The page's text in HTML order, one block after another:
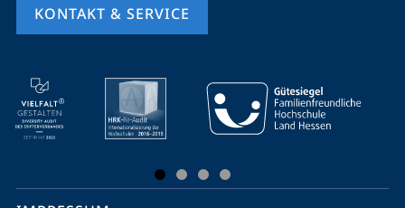
KONTAKT & SERVICE
Mobile-
Service-
Navigation
Social